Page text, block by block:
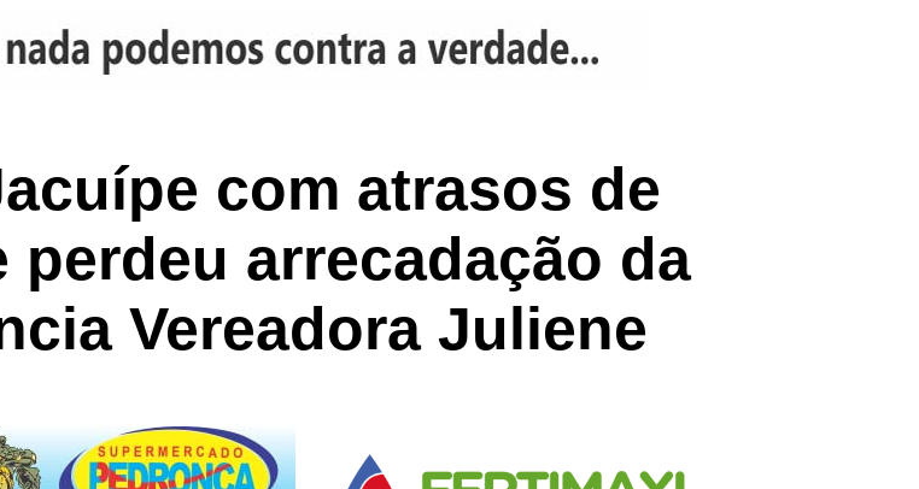
com atrasos de
perdeu arrecadação da
Vereadora Juliene